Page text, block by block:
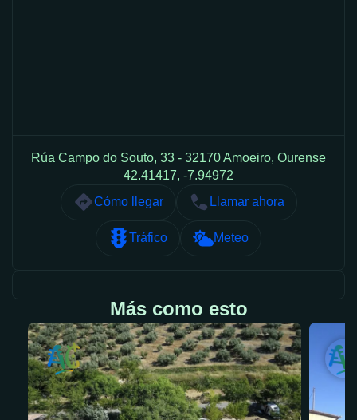
Rúa Campo do Souto, 33 - 32170 Amoeiro, Ourense
42.41417, -7.94972
Cómo llegar
Llamar ahora
Tráfico Meteo
Más como esto